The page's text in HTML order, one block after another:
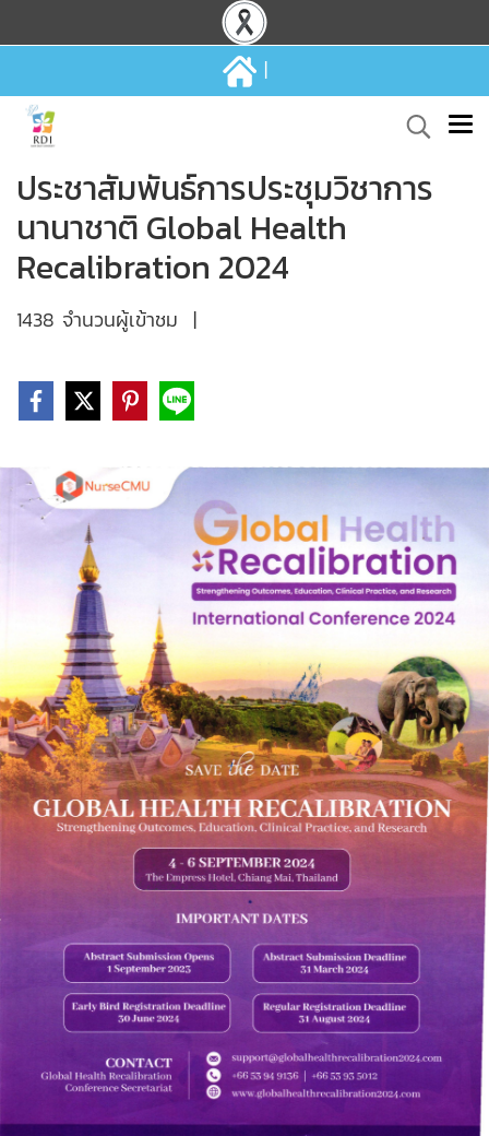
|
ประชาสัมพันธ์การประชุมวิชาการ
นานาชาติ Global Health
Recalibration 2024
1438 จำนวนผู้เข้าชม |